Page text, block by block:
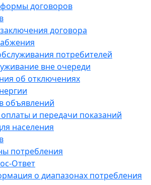
договоров
договора
потребителей
вне очереди
об отключениях
объявлений
и передачи показаний
населения
потребления
Ответ
о диапазонах потребления